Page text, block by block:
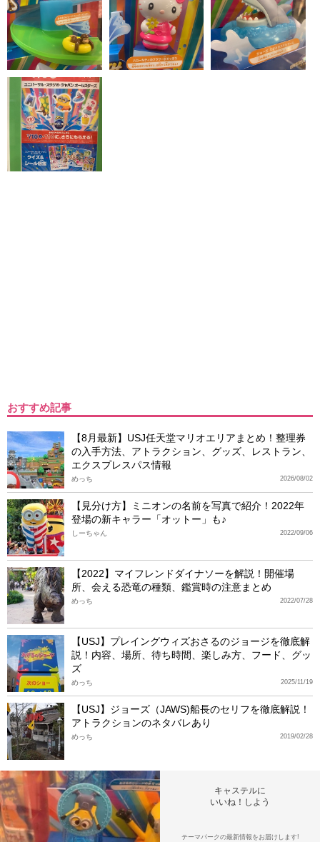
おすすめ記事
【8月最新】USJ任天堂マリオエリアまとめ！整理券
の入手方法、アトラクション、グッズ、レストラン、
エクスプレスパス情報
2026/08/02
めっち
【見分け方】ミニオンの名前を写真で紹介！2022年
登場の新キャラー「オットー」も♪
2022/09/06
しーちゃん
【2022】マイフレンドダイナソーを解説！開催場
所、会える恐竜の種類、鑑賞時の注意まとめ
2022/07/28
めっち
【USJ】プレイングウィズおさるのジョージを徹底解
説！内容、場所、待ち時間、楽しみ方、フード、グッ
ズ
2025/11/19
めっち
【USJ】ジョーズ（JAWS)船長のセリフを徹底解説！
アトラクションのネタバレあり
2019/02/28
めっち
キャステルに
いいね！しよう
テーマパークの最新情報をお届けします!